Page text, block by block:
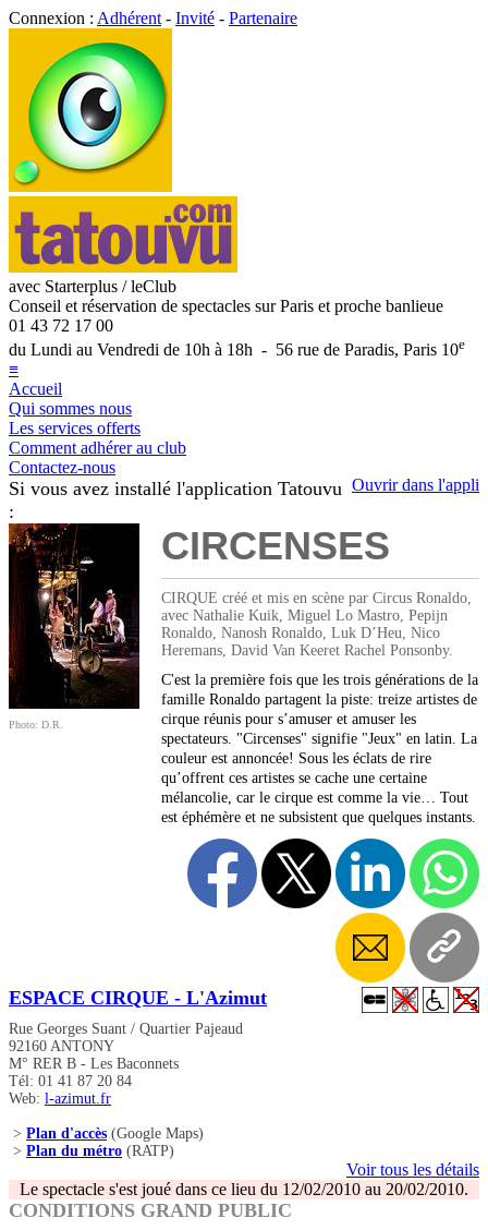
Connexion : Adhérent - Invité - Partenaire
avec Starterplus / leClub
Conseil et réservation de spectacles sur Paris et proche banlieue
01 43 72 17 00
du Lundi au Vendredi de 10h à 18h - 56 rue de Paradis, Paris 10e
≡
Accueil
Qui sommes nous
Les services offerts
Comment adhérer au club
Contactez-nous
Ouvrir dans l'appli
Si vous avez installé l'application Tatouvu
:
Photo: D.R.
CIRCENSES
CIRQUE créé et mis en scène par Circus Ronaldo,
avec Nathalie Kuik, Miguel Lo Mastro, Pepijn
Ronaldo, Nanosh Ronaldo, Luk D’Heu, Nico
Heremans, David Van Keeret Rachel Ponsonby.
C'est la première fois que les trois générations de la
famille Ronaldo partagent la piste: treize artistes de
cirque réunis pour s’amuser et amuser les
spectateurs. "Circenses" signifie "Jeux" en latin. La
couleur est annoncée! Sous les éclats de rire
qu’offrent ces artistes se cache une certaine
mélancolie, car le cirque est comme la vie… Tout
est éphémère et ne subsistent que quelques instants.
ESPACE CIRQUE - L'Azimut
Rue Georges Suant / Quartier Pajeaud
92160 ANTONY
M° RER B - Les Baconnets
Tél: 01 41 87 20 84
Web: l-azimut.fr
> Plan d'accès (Google Maps)
> Plan du métro (RATP)
Voir tous les détails
Le spectacle s'est joué dans ce lieu du 12/02/2010 au 20/02/2010.
CONDITIONS GRAND PUBLIC